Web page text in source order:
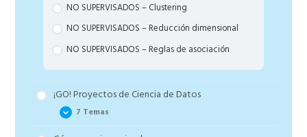
NO SUPERVISADOS – Clustering
NO SUPERVISADOS – Reducción dimensional
NO SUPERVISADOS – Reglas de asociación
¡GO! Proyectos de Ciencia de Datos
7 Temas